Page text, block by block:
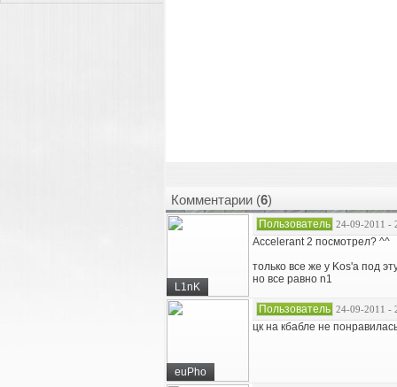
Комментарии (6)
L1nK
Пользователь 24-09-2011 -
Accelerant 2 посмотрел? ^^
только все же у Kos'а под
но все равно n1
euPho
Пользователь 24-09-2011 -
цк на кбабле не